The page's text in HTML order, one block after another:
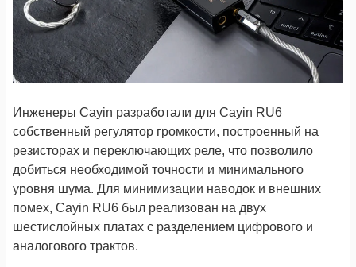
Инженеры Cayin разработали для Cayin RU6
собственный регулятор громкости, построенный на
резисторах и переключающих реле, что позволило
добиться необходимой точности и минимального
уровня шума. Для минимизации наводок и внешних
помех, Cayin RU6 был реализован на двух
шестислойных платах с разделением цифрового и
аналогового трактов.